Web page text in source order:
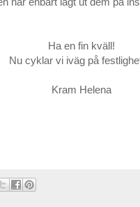
Ha en fin kväll!
Nu cyklar vi iväg på
Kram Helena